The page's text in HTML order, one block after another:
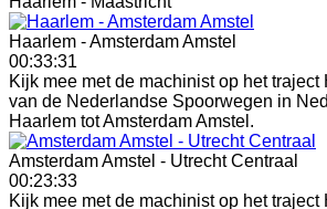
Haarlem - Amsterdam Amstel
00:33:31
Kijk mee met de machinist op het traject
van de Nederlandse Spoorwegen in
Haarlem tot Amsterdam Amstel.
Amsterdam Amstel - Utrecht Centraal
00:23:33
Kijk mee met de machinist op het traject